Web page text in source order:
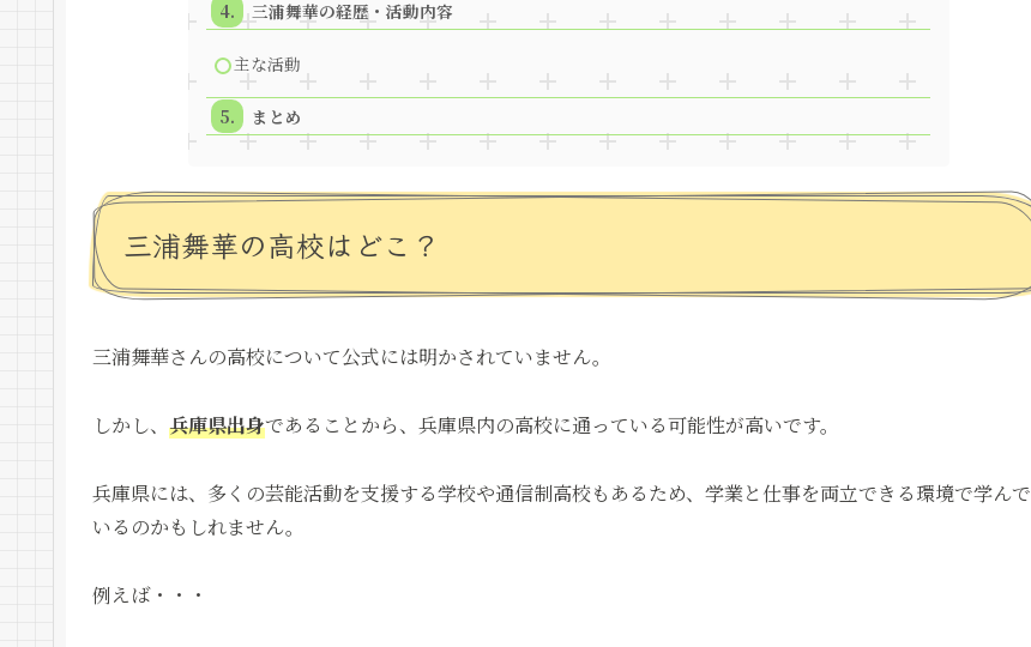
三浦舞華の経歴・活動内容
主な活動
まとめ
三浦舞華の高校はどこ？
三浦舞華さんの高校について公式には明かされていません。
しかし、 兵庫県出身であることから、兵庫県内の高校に通っている可能性が高いです。
兵庫県には、多くの芸能活動を支援する学校や通信制高校もあるため、学業と仕事を両立できる環境で学んで
いるのかもしれません。
例えば・・・